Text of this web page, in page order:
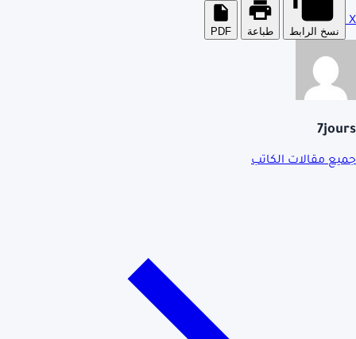
X
نسخ الرابط طباعة PDF
7jours
جميع مقالات الكاتب